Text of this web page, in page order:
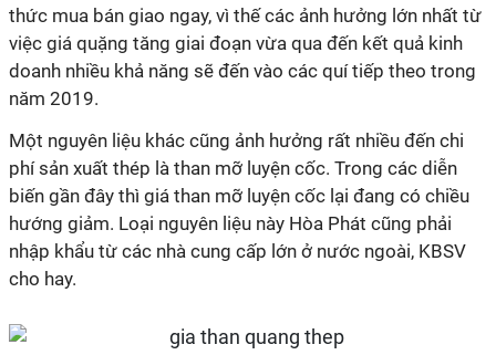
thức mua bán giao ngay, vì thế các ảnh hưởng lớn nhất từ
việc giá quặng tăng giai đoạn vừa qua đến kết quả kinh
doanh nhiều khả năng sẽ đến vào các quí tiếp theo trong
năm 2019.
Một nguyên liệu khác cũng ảnh hưởng rất nhiều đến chi
phí sản xuất thép là than mỡ luyện cốc. Trong các diễn
biến gần đây thì giá than mỡ luyện cốc lại đang có chiều
hướng giảm. Loại nguyên liệu này Hòa Phát cũng phải
nhập khẩu từ các nhà cung cấp lớn ở nước ngoài, KBSV
cho hay.